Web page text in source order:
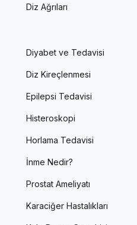
Diz Ağrıları
Diyabet ve Tedavisi
Diz Kireçlenmesi
Epilepsi Tedavisi
Histeroskopi
Horlama Tedavisi
İnme Nedir?
Prostat Ameliyatı
Karaciğer Hastalıkları